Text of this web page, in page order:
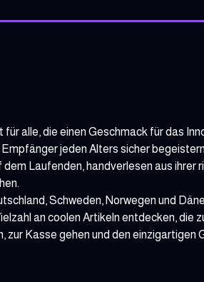
alle, die einen Geschmack für das
jeden Alters sicher
Laufenden, handverlesen aus ihrer
Schweden, Norwegen und
an coolen Artikeln entdecken, die
Kasse gehen und den einzigartigen